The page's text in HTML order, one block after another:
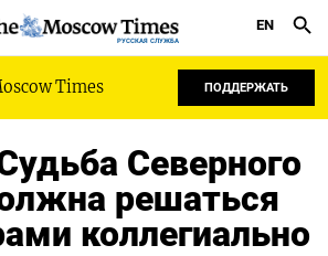
РУССКАЯ СЛУЖБА
EN
Times ПОДДЕРЖАТЬ
Северного
решаться
коллегиально